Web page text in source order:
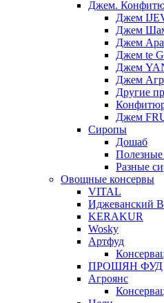
Джем.
Джем
Джем
Джем
Джем te
Джем
Джем
Другие
Джем
Сиропы
Дошаб
Полезные
Разные
Овощные консервы
VITAL
Иджеванский
KERAKUR
Wosky
Артфуд
ПРОШЯН ФУД
Агроянс